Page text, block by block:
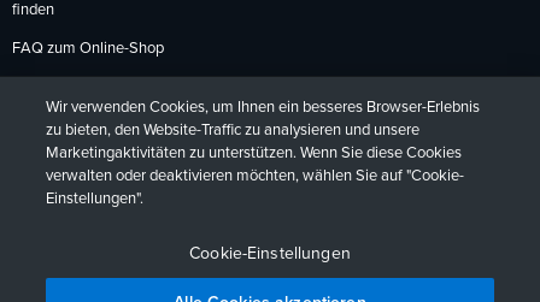
finden
FAQ zum Online-Shop
Rückgabebedingungen
DeutschFrançaisEspañol日本語
Wir verwenden Cookies, um Ihnen ein besseres Browser-Erlebnis
zu bieten, den Website-Traffic zu analysieren und unsere
Marketingaktivitäten zu unterstützen. Wenn Sie diese Cookies
verwalten oder deaktivieren möchten, wählen Sie auf "Cookie-
Einstellungen".
Cookie-Einstellungen